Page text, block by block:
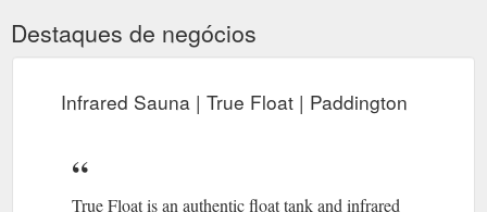
Destaques de negócios
Infrared Sauna | True Float | Paddington
True Float is an authentic float tank and infrared